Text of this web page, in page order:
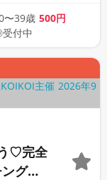
〜39歳 500円
付中
♡完全
グコ